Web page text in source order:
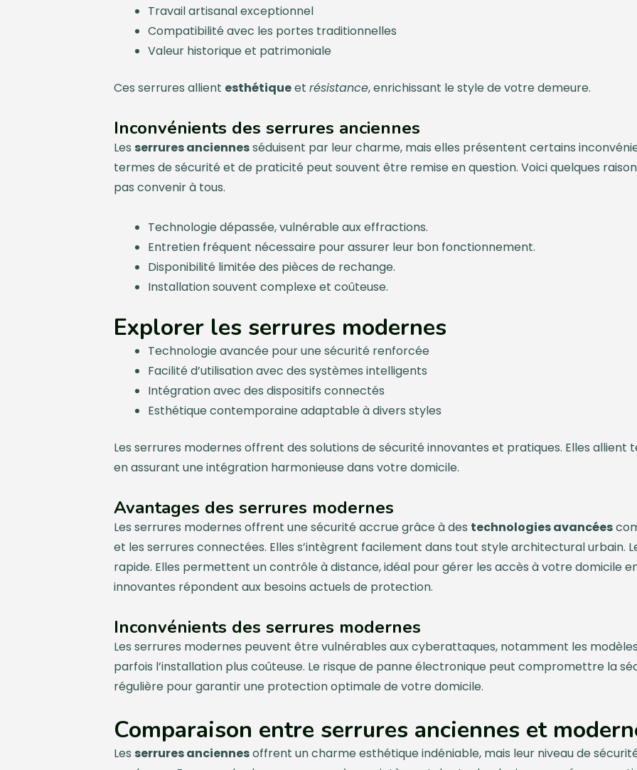
Travail artisanal exceptionnel
Compatibilité avec les portes traditionnelles
Valeur historique et patrimoniale
Ces serrures allient esthétiqueet résistance, enrichissant le style de votre demeure.
Inconvénients des serrures anciennes
Les serrures anciennesséduisent par leur charme, mais elles présentent certains
termes de sécurité et de praticité peut souvent être remise en question. Voici quelques
pas convenir à tous.
Technologie dépassée, vulnérable aux effractions.
Entretien fréquent nécessaire pour assurer leur bon fonctionnement.
Disponibilité limitée des pièces de rechange.
Installation souvent complexe et coûteuse.
Explorer les serrures modernes
Technologie avancée pour une sécurité renforcée
Facilité d’utilisation avec des systèmes intelligents
Intégration avec des dispositifs connectés
Esthétique contemporaine adaptable à divers styles
Les serrures modernes offrent des solutions de sécurité innovantes et pratiques. Elles allient
en assurant une intégration harmonieuse dans votre domicile.
Avantages des serrures modernes
Les serrures modernes offrent une sécurité accrue grâce à des technologies avancées
et les serrures connectées. Elles s’intègrent facilement dans tout style architectural urbain.
rapide. Elles permettent un contrôle à distance, idéal pour gérer les accès à votre domicile
innovantes répondent aux besoins actuels de protection.
Inconvénients des serrures modernes
Les serrures modernes peuvent être vulnérables aux cyberattaques, notamment les
parfois l’installation plus coûteuse. Le risque de panne électronique peut compromettre la
régulière pour garantir une protection optimale de votre domicile.
Comparaison entre serrures anciennes et
Les serrures anciennesoffrent un charme esthétique indéniable, mais leur niveau de